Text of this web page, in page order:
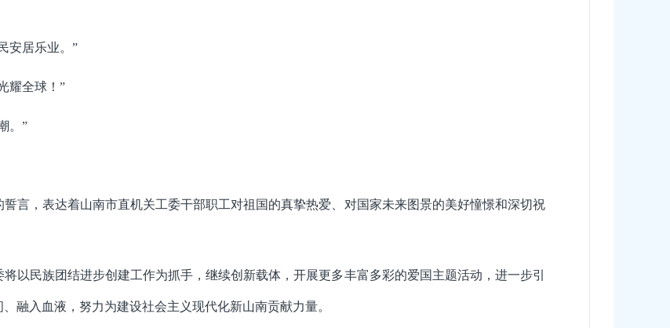
安居乐业。”
耀全球！”
。”
言，表达着山南市直机关工委干部职工对祖国的真挚热爱、对国家未来图景的美好憧憬和深切祝
以民族团结进步创建工作为抓手，继续创新载体，开展更多丰富多彩的爱国主题活动，进一步引
融入血液，努力为建设社会主义现代化新山南贡献力量。